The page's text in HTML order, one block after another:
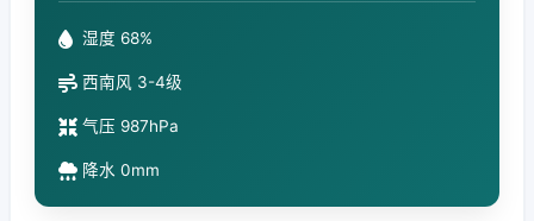
湿度 68%
西南风 3-4级
气压 987hPa
降水 0mm